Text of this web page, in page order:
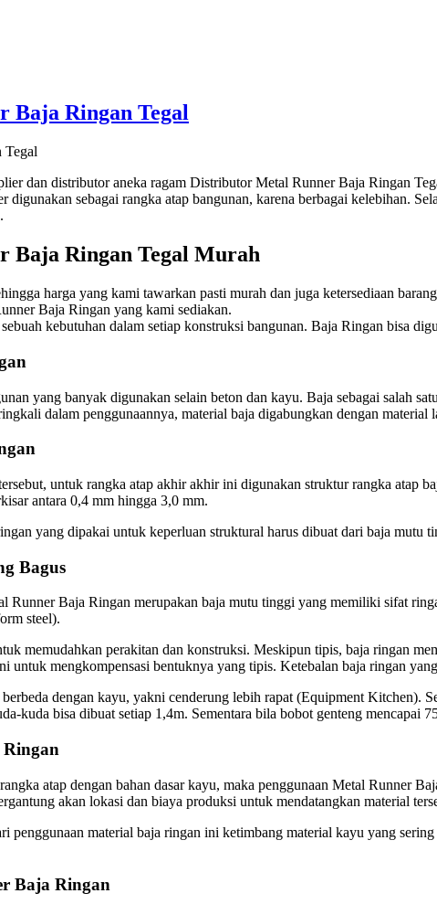
Baja Ringan Tegal
dan distributor aneka ragam Distributor Metal Runner Baja Ringan
sebagai rangka atap bangunan, karena berbagai kelebihan.
Baja Ringan Tegal Murah
harga yang kami tawarkan pasti murah dan juga ketersediaan
Baja Ringan yang kami sediakan.
kebutuhan dalam setiap konstruksi bangunan. Baja Ringan bisa
yang banyak digunakan selain beton dan kayu. Baja sebagai salah
dalam penggunaannya, material baja digabungkan dengan
untuk rangka atap akhir akhir ini digunakan struktur rangka atap
antara 0,4 mm hingga 3,0 mm.
yang dipakai untuk keperluan struktural harus dibuat dari baja mutu
Bagus
Runner Baja Ringan merupakan baja mutu tinggi yang memiliki sifat
steel).
memudahkan perakitan dan konstruksi. Meskipun tipis, baja ringan
untuk mengkompensasi bentuknya yang tipis. Ketebalan baja ringan
dengan kayu, yakni cenderung lebih rapat (Equipment
kuda bisa dibuat setiap 1,4m. Sementara bila bobot genteng mencapai
atap dengan bahan dasar kayu, maka penggunaan Metal Runner
akan lokasi dan biaya produksi untuk mendatangkan material
penggunaan material baja ringan ini ketimbang material kayu yang
Baja Ringan